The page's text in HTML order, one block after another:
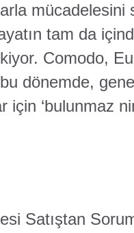
tam da
Comodo,
dönemde,
için ‘bulunmaz
Satıştan